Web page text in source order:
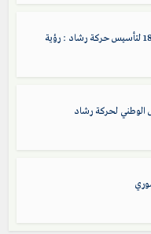
بيان بمناسبة الذكرى 18 لتأسيس حركة رشاد : رؤية
الوطني لحركة رشاد